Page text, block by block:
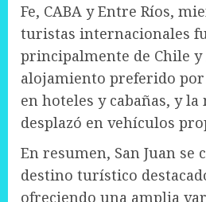
Fe, CABA y Entre Ríos,
turistas internacionales
principalmente de Chile y
alojamiento preferido
en hoteles y cabañas, y la
desplazó en vehículos
En resumen, San Juan se
destino turístico
ofreciendo una amplia